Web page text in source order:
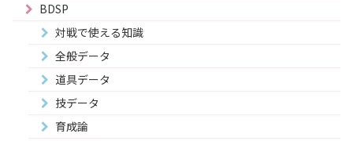
BDSP
対戦で使える知識
全般データ
道具データ
技データ
育成論